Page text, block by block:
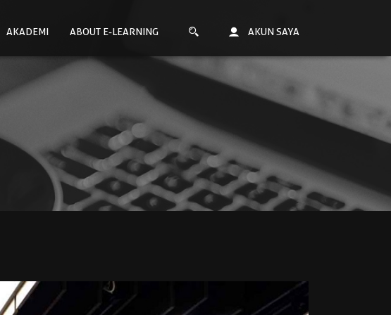
AKADEMI ABOUT E-LEARNING AKUN SAYA